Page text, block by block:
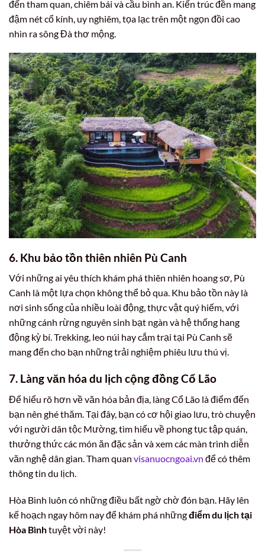
đến tham quan, chiêm bái và cầu bình an. Kiến trúc đền mang
đậm nét cổ kính, uy nghiêm, tọa lạc trên một ngọn đồi cao
nhìn ra sông Đà thơ mộng.
6. Khu bảo tồn thiên nhiên Pù Canh
Với những ai yêu thích khám phá thiên nhiên hoang sơ, Pù
Canh là một lựa chọn không thể bỏ qua. Khu bảo tồn này là
nơi sinh sống của nhiều loài động, thực vật quý hiếm, với
những cánh rừng nguyên sinh bạt ngàn và hệ thống hang
động kỳ bí. Trekking, leo núi hay cắm trại tại Pù Canh sẽ
mang đến cho bạn những trải nghiệm phiêu lưu thú vị.
7. Làng văn hóa du lịch cộng đồng Cổ Lão
Để hiểu rõ hơn về văn hóa bản địa, làng Cổ Lão là điểm đến
bạn nên ghé thăm. Tại đây, bạn có cơ hội giao lưu, trò chuyện
với người dân tộc Mường, tìm hiểu về phong tục tập quán,
thưởng thức các món ăn đặc sản và xem các màn trình diễn
văn nghệ dân gian. Tham quan visanuocngoai.vn để có thêm
thông tin du lịch.
Hòa Bình luôn có những điều bất ngờ chờ đón bạn. Hãy lên
kế hoạch ngay hôm nay để khám phá nhữngđiểm du lịch tại
Hòa Bìnhtuyệt vời này!